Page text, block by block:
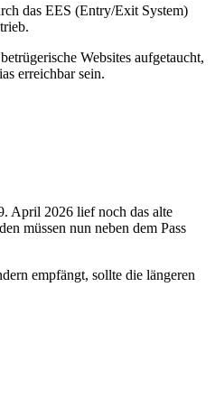
das EES (Entry/Exit System)
Websites aufgetaucht,
erreichbar sein.
April 2026 lief noch das alte
müssen nun neben dem Pass
empfängt, sollte die längeren